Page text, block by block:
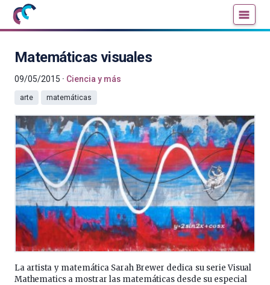
Mujeres
con
ciencia
Cátedra
Cultura
Científica
UPV/EHU
blog
Cátedra
Cultura
Científica
UPV/EHU
Matemáticas visuales
09/05/2015 Ciencia y más
arte matemáticas
La artista y matemática Sarah Brewer dedica su serie Visual
Mathematics a mostrar las matemáticas desde su especial